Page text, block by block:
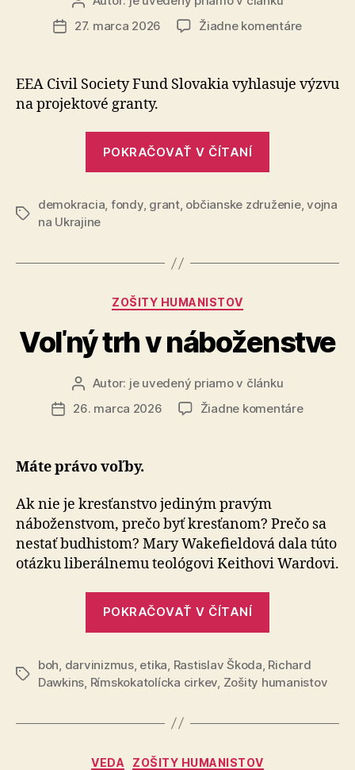
článku
Dátum
27. marca 2026 Žiadne komentárena
pre
EEA Civil Society Fund Slovakia vyhlasuje výzvu
na pro­jek­to­vé granty.
POKRAČOVAŤ V ČÍTANÍ
občiansku
Značky
demokracia, fondy, grant, občianske združenie,vojna
na Ukrajine
Kategórie
ZOŠITY HUMANISTOV
Voľný trh v náboženstve
Autor
článku
Autor: je uvedený priamo v článku
Dátum
26. marca 2026 Žiadne komentárena
Máte právo voľby.
Ak nie je kresťanstvo jediným pravým
náboženstvom, prečo byť kresťanom? Prečo sa
nestať budhistom? Mary Wakefieldová dala túto
otázku liberálnemu teológovi Keithovi Wardovi.
POKRAČOVAŤ V ČÍTANÍ
Značky
boh darvinizmus, etika Rastislav Škoda Richard
Dawkins Rímskokatolícka cirkev Zošity humanistov
Kategórie
VEDA ZOŠITY HUMANISTOV